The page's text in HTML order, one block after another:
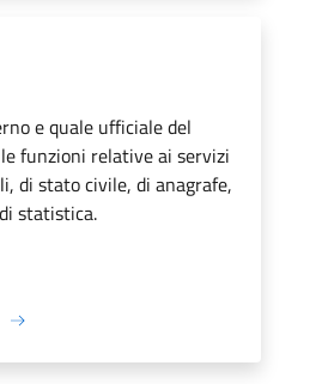
e quale ufficiale del
funzioni relative ai servizi
di stato civile, di anagrafe,
statistica.